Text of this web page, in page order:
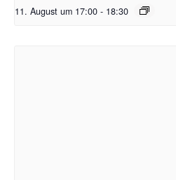
11. August um 17:00 - 18:30